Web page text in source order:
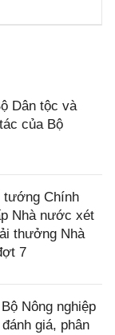
Dân tộc và
của Bộ
tướng Chính
Nhà nước xét
thưởng Nhà
7
Nông nghiệp
giá, phân